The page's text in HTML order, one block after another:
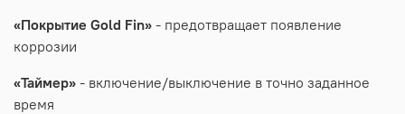
«Покрытие Gold Fin» - предотвращает появление
коррозии
«Таймер» - включение/выключение в точно заданное
время